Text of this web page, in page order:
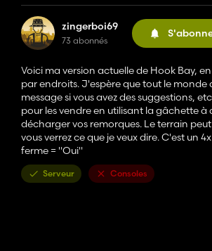
zingerboi69
73 abonnés
Voici ma version actuelle de Hook Bay,
par endroits. J'espère que tout le monde
message si vous avez des suggestions,
pour les vendre en utilisant la gâchette à
décharger vos remorques. Le terrain
vous verrez ce que je veux dire. C'est un
ferme = "Oui"
Serveur Consoles